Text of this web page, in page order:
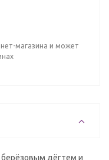
магазина и может
дёгтем и